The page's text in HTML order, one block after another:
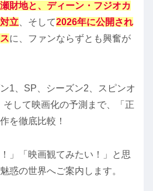
財地と、ディーン・フジオカ
立 、そして2026年に公開され
に、ファンならずとも興奮が
1、SP、シーズン2、スピンオ
して映画化の予測まで、「正
を徹底比較！
」「映画観てみたい！」と思
惑の世界へご案内します。